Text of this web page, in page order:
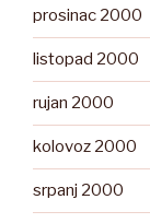
prosinac 2000
listopad 2000
rujan 2000
kolovoz 2000
srpanj 2000